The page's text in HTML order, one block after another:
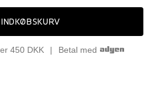
450 DKK Betal med